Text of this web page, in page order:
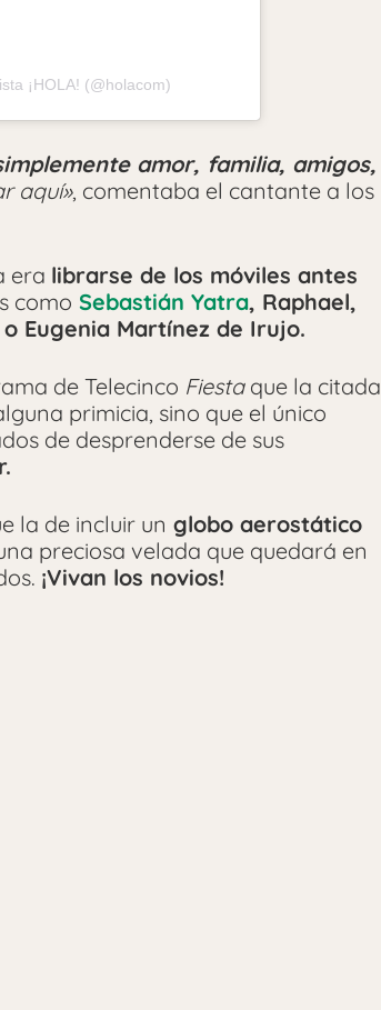
¡HOLA! (@holacom)
amor, familia, amigos,
aquí», comentaba el cantante a los
era librarse de los móviles antes
como Sebastián Yatra, Raphael,
Eugenia Martínez de Irujo.
de Telecinco Fiesta que la citada
primicia, sino que el único
de desprenderse de sus
la de incluir un globo aerostático
preciosa velada que quedará en
¡Vivan los novios!